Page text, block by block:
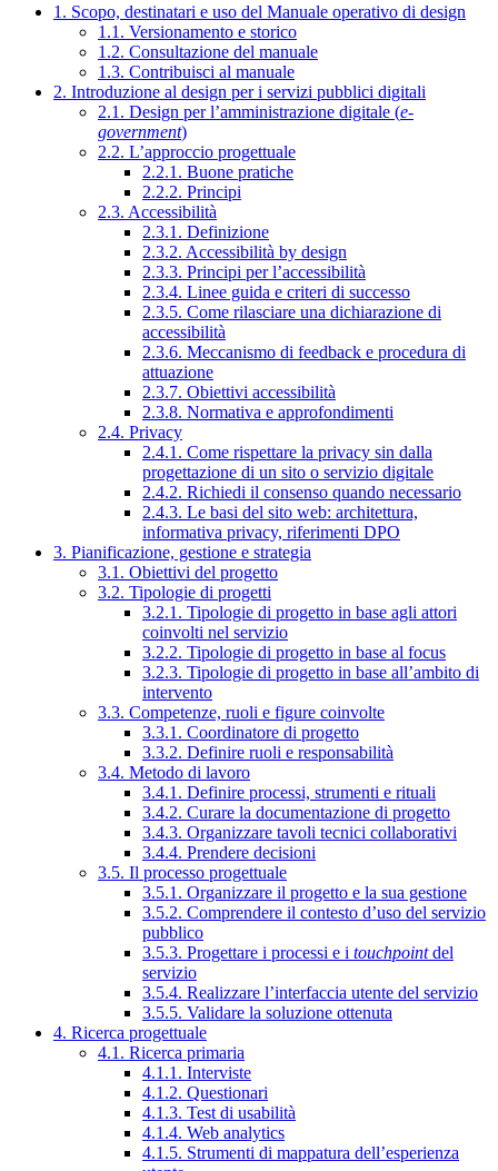
1. Scopo, destinatari e uso del Manuale operativo di design
1.1. Versionamento e storico
1.2. Consultazione del manuale
1.3. Contribuisci al manuale
2. Introduzione al design per i servizi pubblici digitali
2.1. Design per l’amministrazione digitale (e-
government)
2.2. L’approccio progettuale
2.2.1. Buone pratiche
2.2.2. Principi
2.3. Accessibilità
2.3.1. Definizione
2.3.2. Accessibilità by design
2.3.3. Principi per l’accessibilità
2.3.4. Linee guida e criteri di successo
2.3.5. Come rilasciare una dichiarazione di
accessibilità
2.3.6. Meccanismo di feedback e procedura di
attuazione
2.3.7. Obiettivi accessibilità
2.3.8. Normativa e approfondimenti
2.4. Privacy
2.4.1. Come rispettare la privacy sin dalla
progettazione di un sito o servizio digitale
2.4.2. Richiedi il consenso quando necessario
2.4.3. Le basi del sito web: architettura,
informativa privacy, riferimenti DPO
3. Pianificazione, gestione e strategia
3.1. Obiettivi del progetto
3.2. Tipologie di progetti
3.2.1. Tipologie di progetto in base agli attori
coinvolti nel servizio
3.2.2. Tipologie di progetto in base al focus
3.2.3. Tipologie di progetto in base all’ambito di
intervento
3.3. Competenze, ruoli e figure coinvolte
3.3.1. Coordinatore di progetto
3.3.2. Definire ruoli e responsabilità
3.4. Metodo di lavoro
3.4.1. Definire processi, strumenti e rituali
3.4.2. Curare la documentazione di progetto
3.4.3. Organizzare tavoli tecnici collaborativi
3.4.4. Prendere decisioni
3.5. Il processo progettuale
3.5.1. Organizzare il progetto e la sua gestione
3.5.2. Comprendere il contesto d’uso del servizio
pubblico
3.5.3. Progettare i processi e i touchpointdel
servizio
3.5.4. Realizzare l’interfaccia utente del servizio
3.5.5. Validare la soluzione ottenuta
4. Ricerca progettuale
4.1. Ricerca primaria
4.1.1. Interviste
4.1.2. Questionari
4.1.3. Test di usabilità
4.1.4. Web analytics
4.1.5. Strumenti di mappatura dell’esperienza